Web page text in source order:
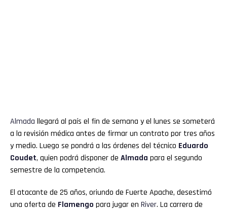
Almada llegará al país el fin de semana y el lunes se someterá
a la revisión médica antes de firmar un contrato por tres años
y medio. Luego se pondrá a las órdenes del técnico Eduardo
Coudet, quien podrá disponer de Almada para el segundo
semestre de la competencia.
El atacante de 25 años, oriundo de Fuerte Apache, desestimó
una oferta de Flamengo para jugar en River. La carrera de